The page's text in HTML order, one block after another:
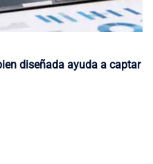
diseñada ayuda a captar